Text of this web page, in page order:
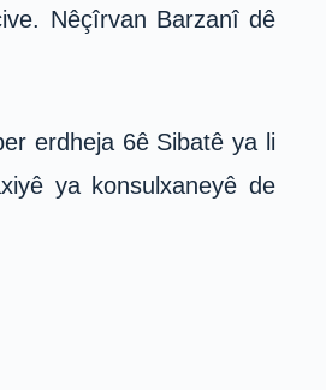
Nêçîrvan Barzanî dê
erdheja 6ê Sibatê ya li
ya konsulxaneyê de